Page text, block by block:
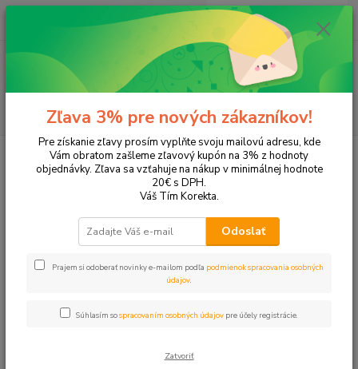
Hľadať
ks
za 0,00 EUR
Tonery a náplne do tlačiarní Hewlett Packard
HP DeskJet
DeskJet Ink Advantage 3836
DeskJet Ink Advantage 3836
Upresniť parametre
strana
Zľava 3% pre nových zákazníkov!
Pre získanie zľavy prosím vyplňte svoju mailovú adresu, kde
Vám obratom zašleme zľavový kupón na 3% z hodnoty
objednávky. Zľava sa vzťahuje na nákup v minimálnej hodnote
20€ s DPH.
Váš Tím Korekta.
Odoslať
Prajem si odoberať novinky e-mailom podľa podmienok spracovania osobných
údajov.
Súhlasím sospracovaním osobných údajov pre účely registrácie.
Zatvoriť